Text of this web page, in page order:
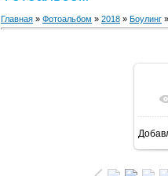
Главная » Фотоальбом » 2018 » Боулинг